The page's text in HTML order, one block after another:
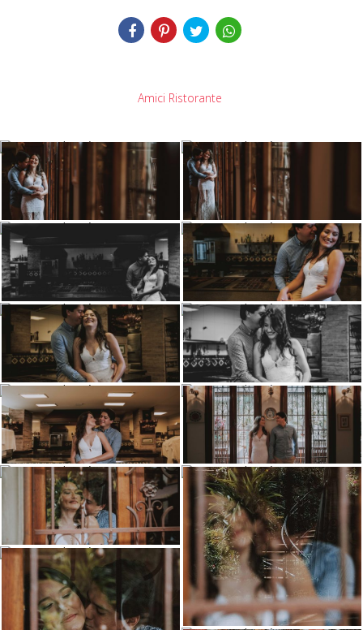
Amici Ristorante